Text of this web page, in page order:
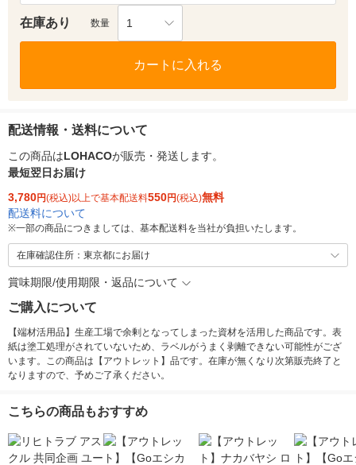
在庫あり 数量 1
カートに入れる
配送情報・送料について
この商品はLOHACOが販売・発送します。
最短翌日お届け
3,780円(税込)以上で基本配送料550円(税込)無料
配送料について
※一部の商品につきましては、基本配送料を当社が負担いたします。
在庫確認住所：東京都にお届け
賞味期限/使用期限・返品について
ご購入について
【端材活用品】生産工場で余剰となってしまった資材を活用した商品です。表
紙は塗工処理がされていないため、ラベルがうまく剥離できない可能性がござ
います。この商品は【アウトレット】品です。在庫が無くなり次第販売終了と
なりますので、予めご了承ください。
こちらの商品もおすすめ